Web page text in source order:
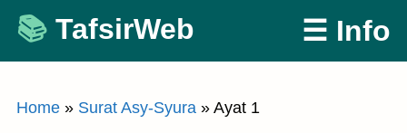
Skip
content
TafsirWeb ☰ Info
Home » Surat Asy-Syura » Ayat 1